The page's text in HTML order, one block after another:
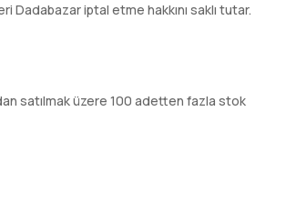
Dadabazar iptal etme hakkını saklı tutar.
satılmak üzere 100 adetten fazla stok